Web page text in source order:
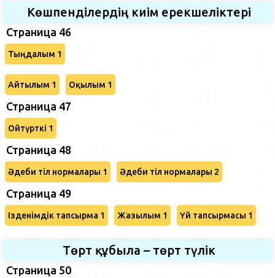
Көшпенділердің киім ерекшеліктері
Страница 46
Тыңдалым 1
Айтылым 1 Оқылым 1
Страница 47
Ойтүрткі 1
Страница 48
Әдеби тіл нормалары 1 Әдеби тіл нормалары 2
Страница 49
Ізденімдік тапсырма 1 Жазылым 1 Үй тапсырмасы 1
Төрт құбыла – төрт түлік
Страница 50